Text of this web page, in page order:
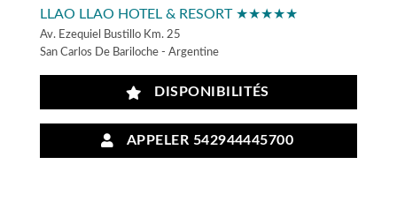
LLAO LLAO HOTEL & RESORT ★★★★★
Av. Ezequiel Bustillo Km. 25
San Carlos De Bariloche - Argentine
DISPONIBILITÉS
APPELER 542944445700